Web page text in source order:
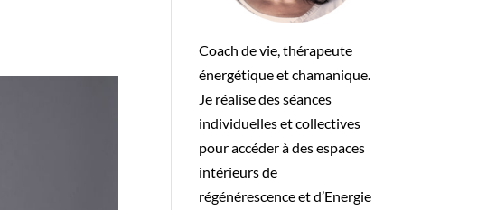
Coach de vie, thérapeute
énergétique et chamanique.
Je réalise des séances
individuelles et collectives
pour accéder à des espaces
intérieurs de
régénérescence et d’Energie